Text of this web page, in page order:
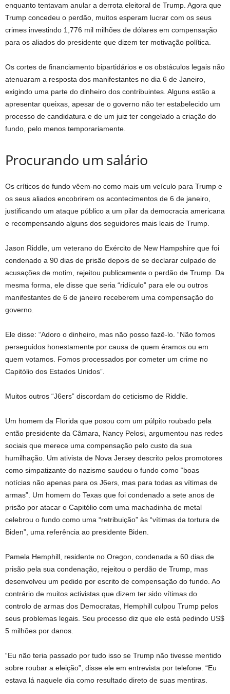
enquanto tentavam anular a derrota eleitoral de Trump. Agora que
Trump concedeu o perdão, muitos esperam lucrar com os seus
crimes investindo 1,776 mil milhões de dólares em compensação
para os aliados do presidente que dizem ter motivação política.
Os cortes de financiamento bipartidários e os obstáculos legais não
atenuaram a resposta dos manifestantes no dia 6 de Janeiro,
exigindo uma parte do dinheiro dos contribuintes. Alguns estão a
apresentar queixas, apesar de o governo não ter estabelecido um
processo de candidatura e de um juiz ter congelado a criação do
fundo, pelo menos temporariamente.
Procurando um salário
Os críticos do fundo vêem-no como mais um veículo para Trump e
os seus aliados encobrirem os acontecimentos de 6 de janeiro,
justificando um ataque público a um pilar da democracia americana
e recompensando alguns dos seguidores mais leais de Trump.
Jason Riddle, um veterano do Exército de New Hampshire que foi
condenado a 90 dias de prisão depois de se declarar culpado de
acusações de motim, rejeitou publicamente o perdão de Trump. Da
mesma forma, ele disse que seria “ridículo” para ele ou outros
manifestantes de 6 de janeiro receberem uma compensação do
governo.
Ele disse: “Adoro o dinheiro, mas não posso fazê-lo. “Não fomos
perseguidos honestamente por causa de quem éramos ou em
quem votamos. Fomos processados ​​por cometer um crime no
Capitólio dos Estados Unidos”.
Muitos outros “J6ers” discordam do ceticismo de Riddle.
Um homem da Florida que posou com um púlpito roubado pela
então presidente da Câmara, Nancy Pelosi, argumentou nas redes
sociais que merece uma compensação pelo custo da sua
humilhação. Um ativista de Nova Jersey descrito pelos promotores
como simpatizante do nazismo saudou o fundo como “boas
notícias não apenas para os J6ers, mas para todas as vítimas de
armas”. Um homem do Texas que foi condenado a sete anos de
prisão por atacar o Capitólio com uma machadinha de metal
celebrou o fundo como uma “retribuição” às “vítimas da tortura de
Biden”, uma referência ao presidente Biden.
Pamela Hemphill, residente no Oregon, condenada a 60 dias de
prisão pela sua condenação, rejeitou o perdão de Trump, mas
desenvolveu um pedido por escrito de compensação do fundo. Ao
contrário de muitos activistas que dizem ter sido vítimas do
controlo de armas dos Democratas, Hemphill culpou Trump pelos
seus problemas legais. Seu processo diz que ele está pedindo US$
5 milhões por danos.
“Eu não teria passado por tudo isso se Trump não tivesse mentido
sobre roubar a eleição”, disse ele em entrevista por telefone. “Eu
estava lá naquele dia como resultado direto de suas mentiras.